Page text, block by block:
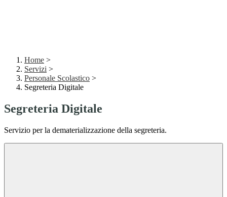
Home >
Servizi >
Personale Scolastico >
Segreteria Digitale
Segreteria Digitale
Servizio per la dematerializzazione della segreteria.